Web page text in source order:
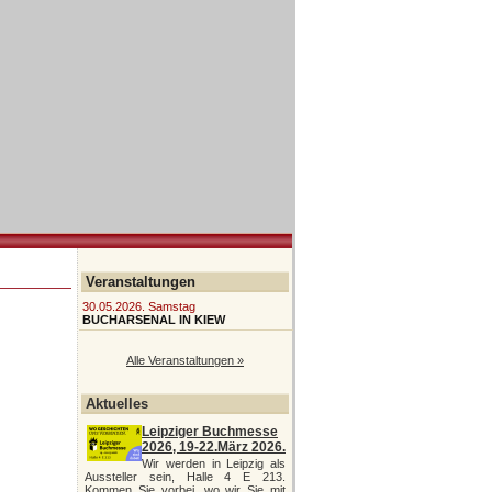
Veranstaltungen
30.05.2026. Samstag
BUCHARSENAL IN KIEW
Alle Veranstaltungen »
Aktuelles
Leipziger Buchmesse
2026, 19-22.März 2026.
Wir werden in Leipzig als
Aussteller sein, Halle 4 E 213.